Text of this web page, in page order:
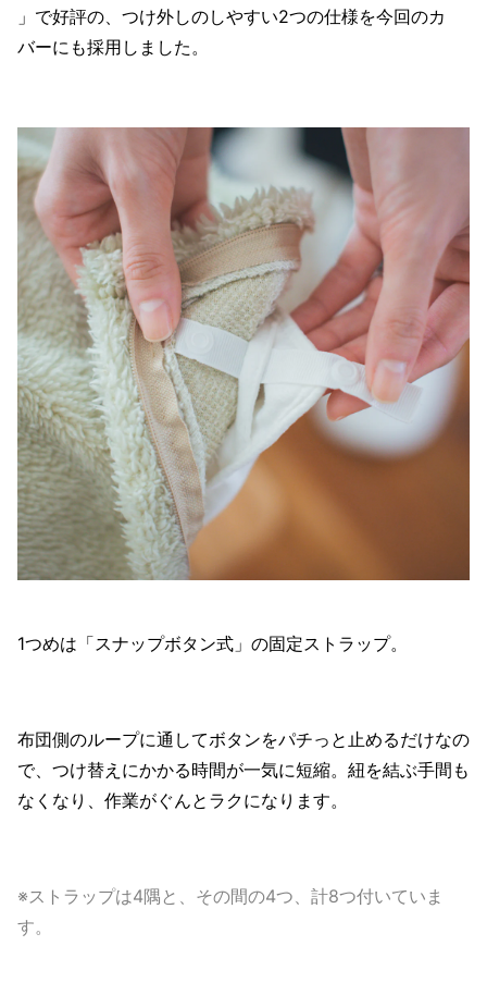
」で好評の、つけ外しのしやすい2つの仕様を今回のカ
バーにも採用しました。
1つめは「スナップボタン式」の固定ストラップ。
布団側のループに通してボタンをパチっと止めるだけなの
で、つけ替えにかかる時間が一気に短縮。紐を結ぶ手間も
なくなり、作業がぐんとラクになります。
※ストラップは4隅と、その間の4つ、計8つ付いていま
す。